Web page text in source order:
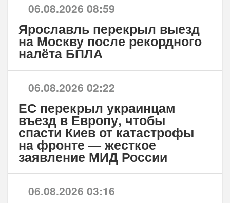
06.08.2026 08:59
Ярославль перекрыл выезд
на Москву после рекордного
налёта БПЛА
06.08.2026 02:22
ЕС перекрыл украинцам
въезд в Европу, чтобы
спасти Киев от катастрофы
на фронте — жесткое
заявление МИД России
06.08.2026 03:16